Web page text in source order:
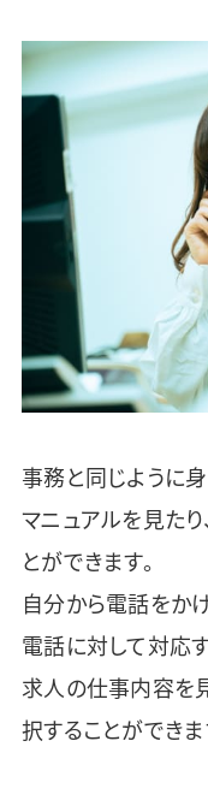
事務と同じように
マニュアルを見た
とができます。
自分から電話をか
電話に対して対応
求人の仕事内容を
択することができま